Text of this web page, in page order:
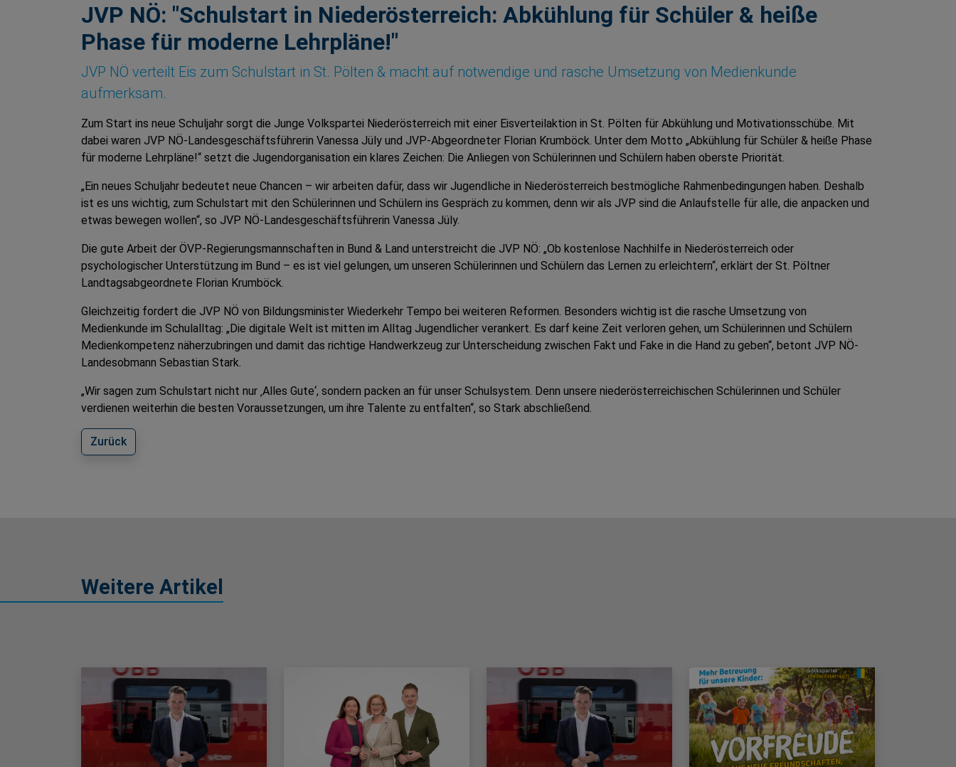
JVP NÖ: "Schulstart in Niederösterreich: Abkühlung für Schüler & heiße
Phase für moderne Lehrpläne!"
JVP NÖ verteilt Eis zum Schulstart in St. Pölten & macht auf notwendige und rasche Umsetzung von Medienkunde
aufmerksam.
Zum Start ins neue Schuljahr sorgt die Junge Volkspartei Niederösterreich mit einer Eisverteilaktion in St. Pölten für Abkühlung und Motivationsschübe. Mit
dabei waren JVP NÖ-Landesgeschäftsführerin Vanessa Jüly und JVP-Abgeordneter Florian Krumböck. Unter dem Motto „Abkühlung für Schüler & heiße Phase
für moderne Lehrpläne!“ setzt die Jugendorganisation ein klares Zeichen: Die Anliegen von Schülerinnen und Schülern haben oberste Priorität.
„Ein neues Schuljahr bedeutet neue Chancen – wir arbeiten dafür, dass wir Jugendliche in Niederösterreich bestmögliche Rahmenbedingungen haben. Deshalb
ist es uns wichtig, zum Schulstart mit den Schülerinnen und Schülern ins Gespräch zu kommen, denn wir als JVP sind die Anlaufstelle für alle, die anpacken und
etwas bewegen wollen“, so JVP NÖ-Landesgeschäftsführerin Vanessa Jüly.
Die gute Arbeit der ÖVP-Regierungsmannschaften in Bund & Land unterstreicht die JVP NÖ: „Ob kostenlose Nachhilfe in Niederösterreich oder
psychologischer Unterstützung im Bund – es ist viel gelungen, um unseren Schülerinnen und Schülern das Lernen zu erleichtern“, erklärt der St. Pöltner
Landtagsabgeordnete Florian Krumböck.
Gleichzeitig fordert die JVP NÖ von Bildungsminister Wiederkehr Tempo bei weiteren Reformen. Besonders wichtig ist die rasche Umsetzung von
Medienkunde im Schulalltag: „Die digitale Welt ist mitten im Alltag Jugendlicher verankert. Es darf keine Zeit verloren gehen, um Schülerinnen und Schülern
Medienkompetenz näherzubringen und damit das richtige Handwerkzeug zur Unterscheidung zwischen Fakt und Fake in die Hand zu geben“, betont JVP NÖ-
Landesobmann Sebastian Stark.
„Wir sagen zum Schulstart nicht nur ‚Alles Gute‘, sondern packen an für unser Schulsystem. Denn unsere niederösterreichischen Schülerinnen und Schüler
verdienen weiterhin die besten Voraussetzungen, um ihre Talente zu entfalten“, so Stark abschließend.
Zurück
Weitere Artikel